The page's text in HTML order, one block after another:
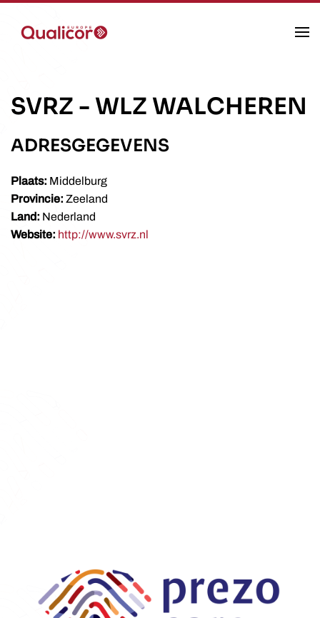
Skip to main content
SVRZ - WLZ WALCHEREN
ADRESGEGEVENS
Plaats: Middelburg
Provincie: Zeeland
Land: Nederland
Website: http://www.svrz.nl